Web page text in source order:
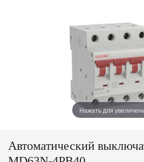
Нажать для
Автоматический